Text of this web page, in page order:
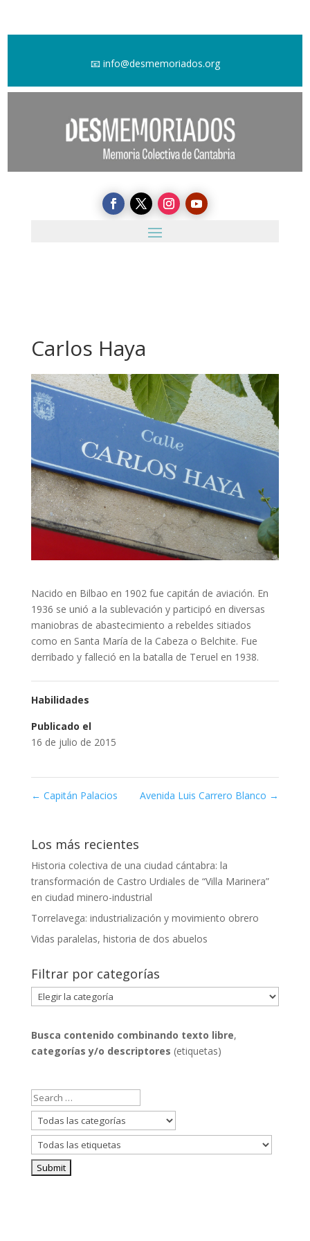
📧 info@desmemoriados.org
Carlos Haya
Nacido en Bilbao en 1902 fue capitán de aviación. En
1936 se unió a la sublevación y participó en diversas
maniobras de abastecimiento a rebeldes sitiados
como en Santa María de la Cabeza o Belchite. Fue
derribado y falleció en la batalla de Teruel en 1938.
Habilidades
Publicado el
16 de julio de 2015
← Capitán Palacios Avenida Luis Carrero Blanco →
Los más recientes
Historia colectiva de una ciudad cántabra: la
transformación de Castro Urdiales de “Villa Marinera”
en ciudad minero-industrial
Torrelavega: industrialización y movimiento obrero
Vidas paralelas, historia de dos abuelos
Filtrar por categorías
Filtrar
por
Busca contenido combinando texto libre,
categorías y/o descriptores (etiquetas)